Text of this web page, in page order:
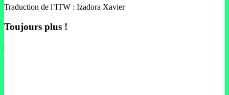
Traduction de l’ITW : Izadora Xavier
Toujours plus !